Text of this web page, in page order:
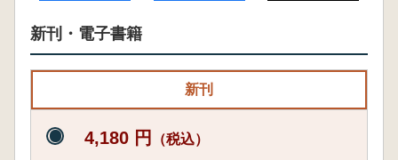
新刊・電子書籍
新刊
4,180 円 （税込）